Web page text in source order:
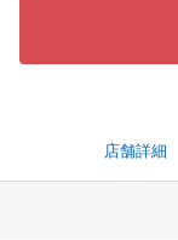
店舗詳細